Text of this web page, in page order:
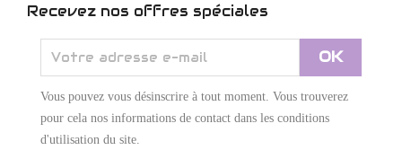
Recevez nos offres spéciales
Vous pouvez vous désinscrire à tout moment. Vous trouverez
pour cela nos informations de contact dans les conditions
d'utilisation du site.